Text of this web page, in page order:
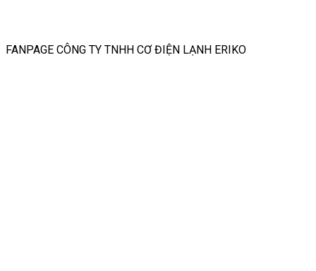
FANPAGE CÔNG TY TNHH CƠ ĐIỆN LẠNH ERIKO